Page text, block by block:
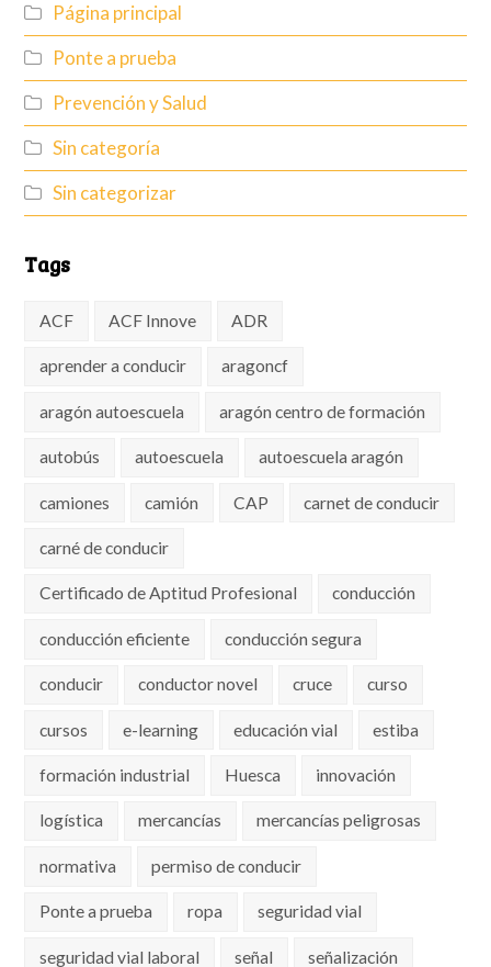
Página principal
Ponte a prueba
Prevención y Salud
Sin categoría
Sin categorizar
Tags
ACF ACF Innove ADR
aprender a conducir aragoncf
aragón autoescuela aragón centro de formación
autobús autoescuela autoescuela aragón
camiones camión CAP carnet de conducir
carné de conducir
Certificado de Aptitud Profesional conducción
conducción eficiente conducción segura
conducir conductor novel cruce curso
cursos e-learning educación vial estiba
formación industrial Huesca innovación
logística mercancías mercancías peligrosas
normativa permiso de conducir
Ponte a prueba ropa seguridad vial
seguridad vial laboral señal señalización